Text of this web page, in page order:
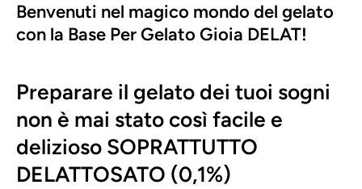
Benvenuti nel magico mondo del gelato
con la Base Per Gelato Gioia DELAT!
Preparare il gelato dei tuoi sogni
non è mai stato così facile e
delizioso SOPRATTUTTO
DELATTOSATO (0,1%)